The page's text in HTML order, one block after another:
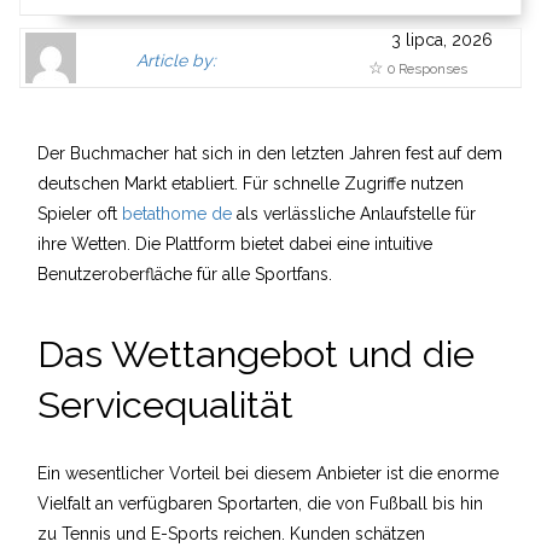
Author
Gravatar
here.
Clickable
link
Author
Article by:
website
or
other
works.
expander
3 lipca, 2026
0 Responses
Der Buchmacher hat sich in den letzten Jahren fest auf dem
deutschen Markt etabliert. Für schnelle Zugriffe nutzen
Spieler oft betathome de als verlässliche Anlaufstelle für
ihre Wetten. Die Plattform bietet dabei eine intuitive
Benutzeroberfläche für alle Sportfans.
Das Wettangebot und die
Servicequalität
Ein wesentlicher Vorteil bei diesem Anbieter ist die enorme
Vielfalt an verfügbaren Sportarten, die von Fußball bis hin
zu Tennis und E-Sports reichen. Kunden schätzen